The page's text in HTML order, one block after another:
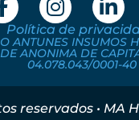
Política de
ANTUNES INSUMOS
ANONIMA DE
04.078.043/0001-40
reservados • MA